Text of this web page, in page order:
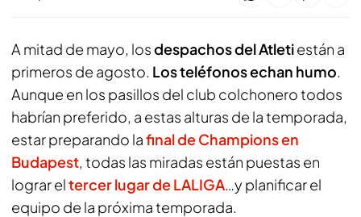
A mitad de mayo, losdespachos del Atletiestán a
primeros de agosto. Los teléfonos echan humo.
Aunque en los pasillos del club colchonero todos
habrían preferido, a estas alturas de la temporada,
estar preparando lafinal de Champions en
Budapest, todas las miradas están puestas en
lograr eltercer lugar de LALIGA…y planificar el
equipo de la próxima temporada.